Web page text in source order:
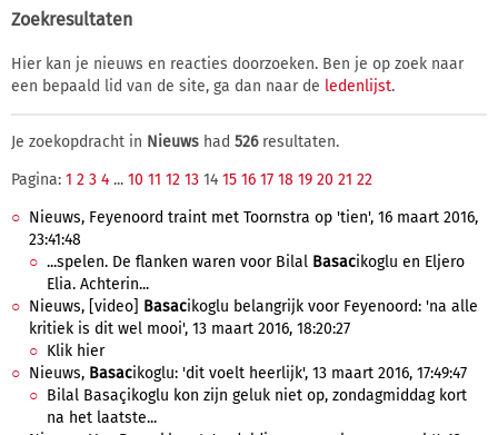
Zoekresultaten
Hier kan je nieuws en reacties doorzoeken. Ben je op zoek naar
een bepaald lid van de site, ga dan naar de ledenlijst.
Je zoekopdracht in Nieuws had 526resultaten.
Pagina: 1 2 3 4 ... 10 11 12 13 14 15 16 17 18 19 20 21 22
Nieuws, Feyenoord traint met Toornstra op 'tien', 16 maart 2016,
23:41:48
...spelen. De flanken waren voor Bilal Basacikoglu en Eljero
Elia. Achterin...
Nieuws, [video] Basacikoglu belangrijk voor Feyenoord: 'na alle
kritiek is dit wel mooi', 13 maart 2016, 18:20:27
Klik hier
Nieuws, Basacikoglu: 'dit voelt heerlijk', 13 maart 2016, 17:49:47
Bilal Basaçikoglu kon zijn geluk niet op, zondagmiddag kort
na het laatste...